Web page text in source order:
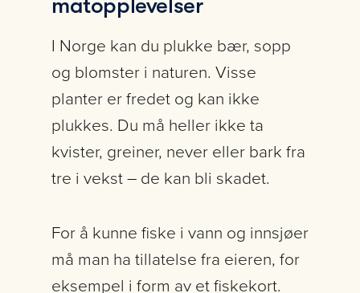
matopplevelser
I Norge kan du plukke bær, sopp
og blomster i naturen. Visse
planter er fredet og kan ikke
plukkes. Du må heller ikke ta
kvister, greiner, never eller bark fra
tre i vekst – de kan bli skadet.
For å kunne fiske i vann og innsjøer
må man ha tillatelse fra eieren, for
eksempel i form av et fiskekort.